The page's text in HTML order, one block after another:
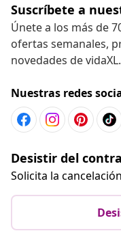
Suscríbete a
Únete a los más de
ofertas semanales,
novedades de vidaXL.
Nuestras redes
Desistir del
Solicita la